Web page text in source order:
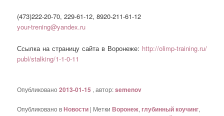
(473)222-20-70, 229-61-12, 8920-211-61-12
your-trening@yandex.ru
Ссылка на страницу сайта в Воронеже: http://olimp-training.ru/
publ/stalking/1-1-0-11
Опубликовано2013-01-15 , автор:semenov
Опубликовано вНовости | Метки Воронеж, глубинный коучинг,